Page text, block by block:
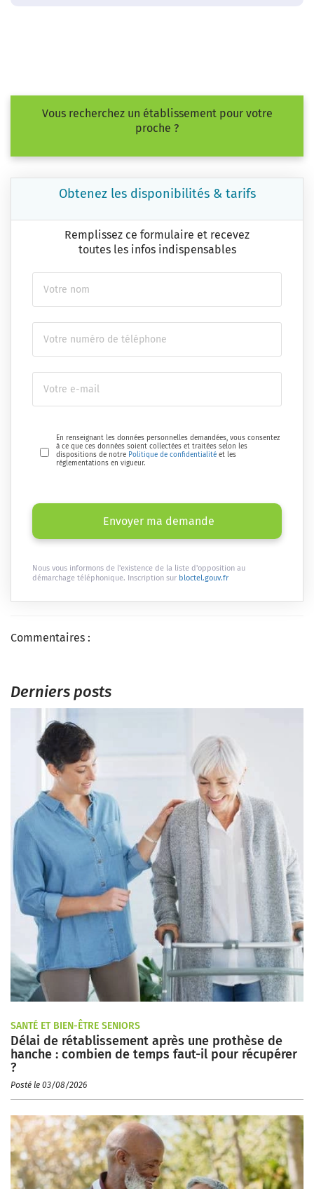
Vous recherchez un établissement pour votre
proche ?
Obtenez les disponibilités & tarifs
Remplissez ce formulaire et recevez
toutes les infos indispensables
En renseignant les données personnelles demandées, vous consentez
à ce que ces données soient collectées et traitées selon les
dispositions de notre Politique de confidentialité et les
réglementations en vigueur.
Envoyer ma demande
Nous vous informons de l'existence de la liste d'opposition au
démarchage téléphonique. Inscription sur bloctel.gouv.fr
Commentaires :
Derniers posts
SANTÉ ET BIEN-ÊTRE SENIORS
Délai de rétablissement après une prothèse de
hanche : combien de temps faut-il pour récupérer
?
Posté le 03/08/2026